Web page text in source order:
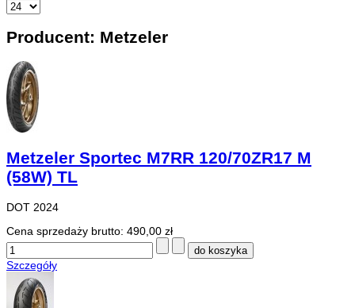
Producent: Metzeler
Metzeler Sportec M7RR 120/70ZR17 M
(58W) TL
DOT 2024
Cena sprzedaży brutto: 490,00 zł
Szczegóły